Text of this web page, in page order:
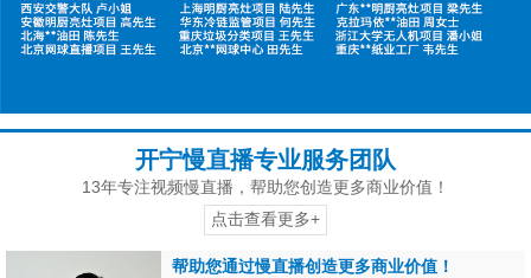
开宁慢直播专业服务团队
13年专注视频慢直播，帮助您创造更多商业价值！
点击查看更多+
帮助您通过慢直播创造更多商业价值！